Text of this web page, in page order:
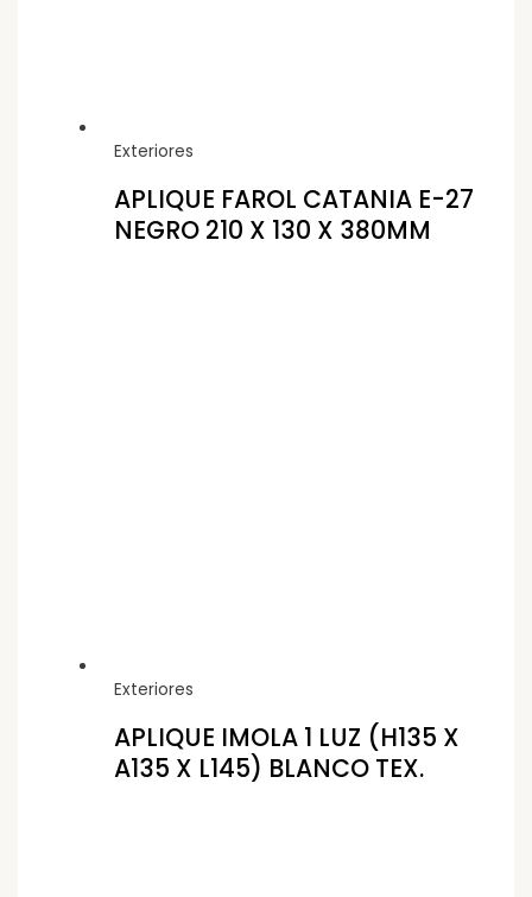
Exteriores
APLIQUE FAROL CATANIA E-27
NEGRO 210 X 130 X 380MM
Exteriores
APLIQUE IMOLA 1 LUZ (H135 X
A135 X L145) BLANCO TEX.